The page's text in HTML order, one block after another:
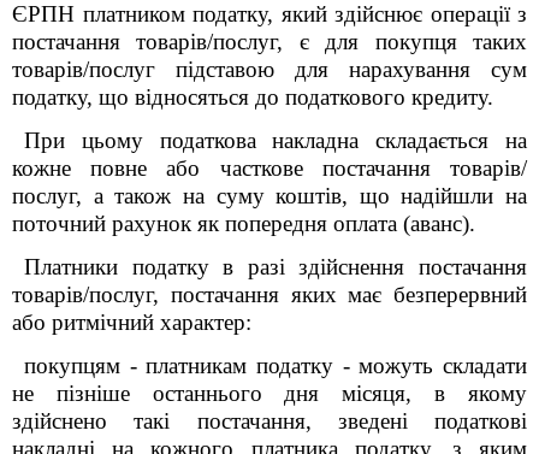
ЄРПН платником податку, який здійснює операції з
постачання товарів/послуг, є для покупця таких
товарів/послуг підставою для нарахування сум
податку, що відносяться до податкового кредиту.
При цьому податкова накладна складається на
кожне повне або часткове постачання товарів/
послуг, а також на суму коштів, що надійшли на
поточний рахунок як попередня оплата (аванс).
Платники податку в разі здійснення постачання
товарів/послуг, постачання яких має безперервний
або ритмічний характер:
покупцям - платникам податку - можуть складати
не пізніше останнього дня місяця, в якому
здійснено такі постачання, зведені податкові
накладні на кожного платника податку, з яким